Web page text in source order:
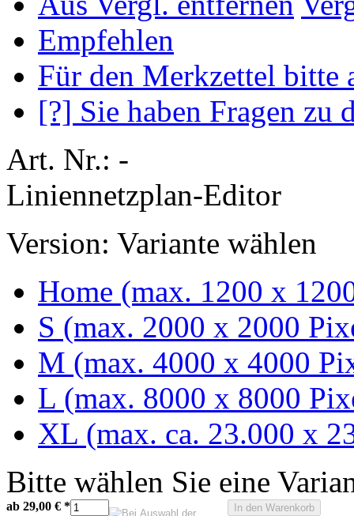
Empfehlen
Für den Merkzettel bitte
[?] Sie haben Fragen zu
Art. Nr.: -
Liniennetzplan-Editor
Version: Variante wählen
Home (max. 1200 x
S (max. 2000 x 2000
M (max. 4000 x 4000
L (max. 8000 x 8000
XL (max. ca. 23.000 x
Bitte wählen Sie eine
ab 29,00 € * In den Warenkorb